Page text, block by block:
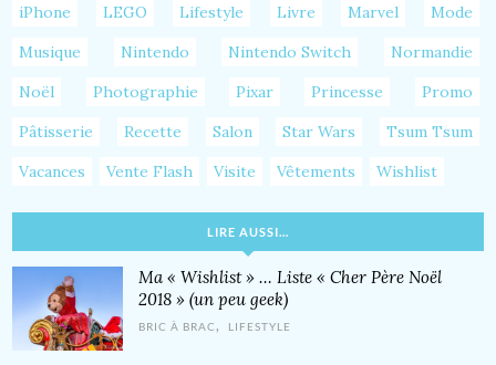
iPhone
LEGO Lifestyle Livre Marvel
Mode
Musique
Nintendo Nintendo Switch
Normandie
Noël
Photographie Pixar Princesse
Promo
Pâtisserie
Recette Salon Star Wars
Tsum Tsum
Vacances
Vente Flash Visite Vêtements Wishlist
LIRE AUSSI…
Ma « Wishlist » … Liste « Cher Père Noël
2018 » (un peu geek)
BRIC À BRAC , LIFESTYLE